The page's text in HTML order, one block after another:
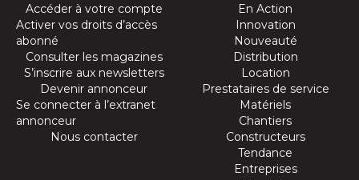
Accéder à votre compte
Activer vos droits d’accès
abonné
Consulter les magazines
S’inscrire aux newsletters
Devenir annonceur
Se connecter à l’extranet
annonceur
Nous contacter
En Action
Innovation
Nouveauté
Distribution
Location
Prestataires de service
Matériels
Chantiers
Constructeurs
Tendance
Entreprises